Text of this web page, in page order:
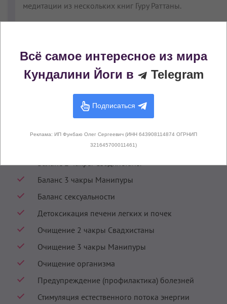
медитации из нескольких книг Гуру Раттаны.
Практики Кундалини Йоги с похожими
эффектами
Баланс 2 чакры Свадхистаны
Баланс 3 чакры Манипуры
Баланс сексуальности
Детоксикация печени легких и почек
Очищение 2 чакры Свадхистаны
Очищение 3 чакры Манипуры
Очищение организма
Предупреждение (профилактика) болезней
Стимуляция естественного потока энергии
Всё самое интересное из мира
Кундалини Йоги в
Telegram
Подписаться
Реклама: ИП Фунбаю Олег Сергеевич (ИНН 643908114874 ОГРНИП
321645700011461)